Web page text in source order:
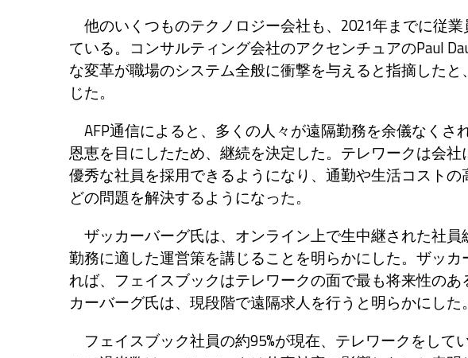
他のいくつものテクノロジー会社も、2021年までに従
ている。コンサルティング会社のアクセンチュアのPaul
な変革が職場のシステム全般に衝撃を与えると指摘した
じた。
AFP通信によると、多くの人々が遠隔勤務を余儀なくさ
恩恵を目にしたため、継続を決定した。テレワークは会
優秀な社員を採用できるようになり、通勤や生活コスト
どの問題を解決するようになった。
ザッカーバーグ氏は、オンライン上で生中継された社
勤務に適した運営策を講じることを明らかにした。ザッ
れば、フェイスブックはテレワークの面で最も将来性の
カーバーグ氏は、現段階で遠隔求人を行うと明らかにした。
フェイスブック社員の約95%が現在、テレワークをして